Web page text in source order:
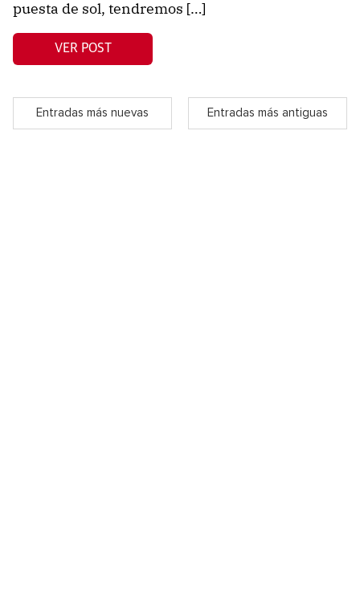
puesta de sol, tendremos […]
VER POST
Entradas más nuevas Entradas más antiguas